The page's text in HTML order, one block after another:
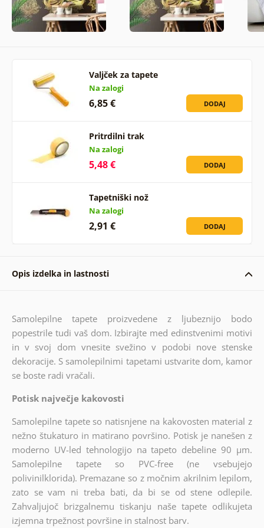
Valjček za tapete
Na zalogi
6,85 € DODAJ
Pritrdilni trak
Na zalogi
5,48 € DODAJ
Tapetniški nož
Na zalogi
2,91 € DODAJ
Opis izdelka in lastnosti
Samolepilne tapete proizvedene z ljubeznijo bodo
popestrile tudi vaš dom. Izbirajte med edinstvenimi motivi
in v svoj dom vnesite svežino v podobi nove stenske
dekoracije. S samolepilnimi tapetami ustvarite dom, kamor
se boste radi vračali.
Potisk največje kakovosti
Samolepilne tapete so natisnjene na kakovosten material z
nežno štukaturo in matirano površino. Potisk je nanešen z
moderno UV-led tehnologijo na tapeto debeline 90 µm.
Samolepilne tapete so PVC-free (ne vsebujejo
polivinilklorida). Premazane so z močnim akrilnim lepilom,
zato se vam ni treba bati, da bi se od stene odlepile.
Zahvaljujoč brizgalnemu tiskanju naše tapete odlikujeta
izjemna trpežnost površine in stalnost barv.